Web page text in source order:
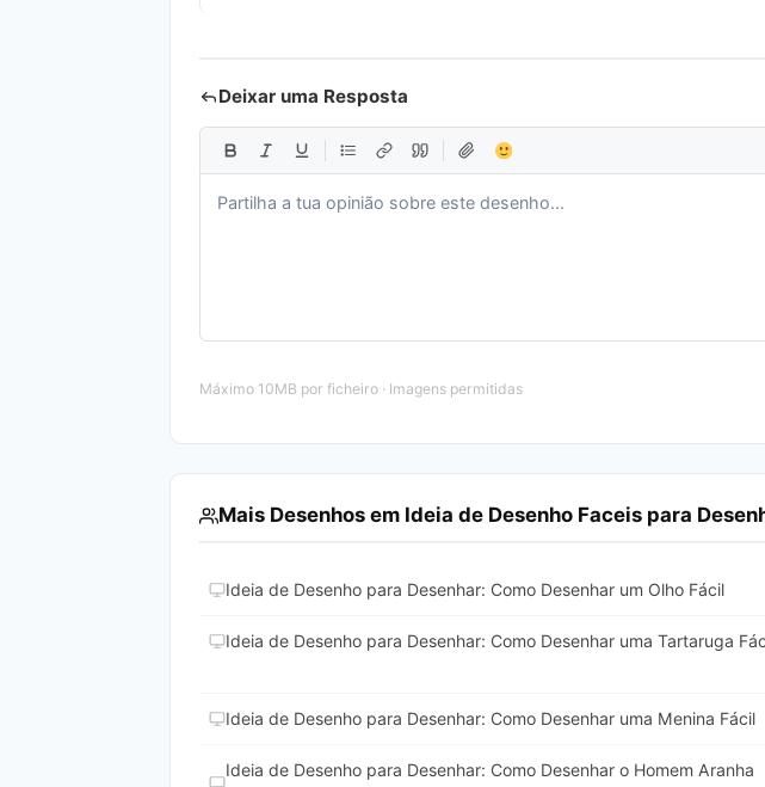
Deixar uma Resposta
Máximo 10MB por ficheiro · Imagens permitidas
Mais Desenhos em Ideia de Desenho Faceis para
Ideia de Desenho para Desenhar: Como Desenhar um Olho Fácil
Ideia de Desenho para Desenhar: Como Desenhar uma Tartaruga
Ideia de Desenho para Desenhar: Como Desenhar uma Menina Fácil
Ideia de Desenho para Desenhar: Como Desenhar o Homem Aranha